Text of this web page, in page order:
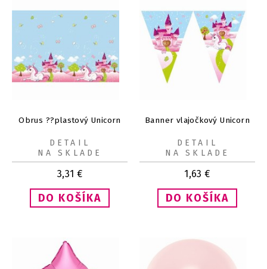
Obrus ??plastový Unicorn
3,31 €
DETAIL
NA SKLADE
Banner vlajočkový Unicorn
1,63 €
DETAIL
NA SKLADE